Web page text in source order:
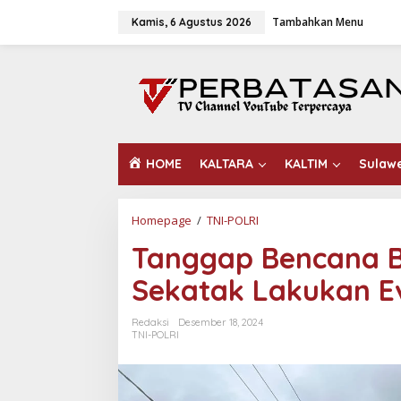
Kamis, 6 Agustus 2026 Tambahkan Menu
HOME KALTARA KALTIM
Homepage / TNI-POLRI
n
g
a
p
n
c
Tanggap Bencana
Sekatak Lakukan
Redaksi
Desember 18, 2024
TNI-POLRI